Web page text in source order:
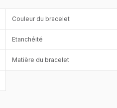
Couleur du bracelet
Etanchéité
Matière du bracelet